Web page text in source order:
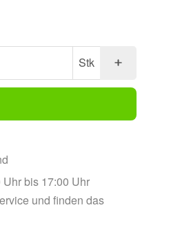
Stk
Uhr bis 17:00 Uhr
und finden das